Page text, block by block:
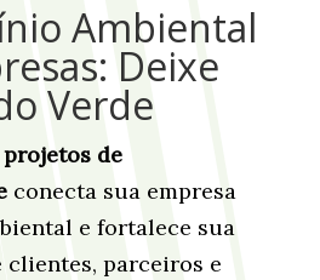
Ambiental
Deixe
Verde
de
conecta sua empresa
e fortalece sua
clientes, parceiros e